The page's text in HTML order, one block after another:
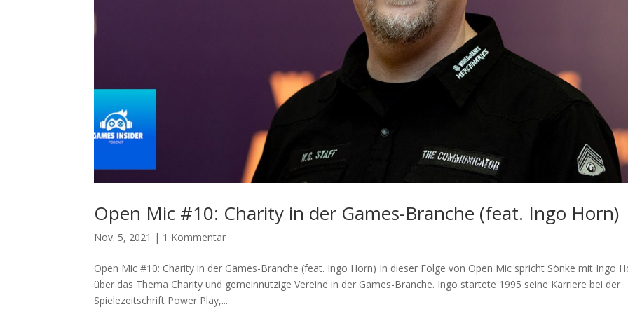
Open Mic #10: Charity in der Games-Branche (feat. Ingo Horn)
Nov. 5, 2021 | 1 Kommentar
Open Mic #10: Charity in der Games-Branche (feat. Ingo Horn) In dieser Folge von Open Mic spricht Sönke mit Ingo
über das Thema Charity und gemeinnützige Vereine in der Games-Branche. Ingo startete 1995 seine Karriere bei der
Spielezeitschrift Power Play,...